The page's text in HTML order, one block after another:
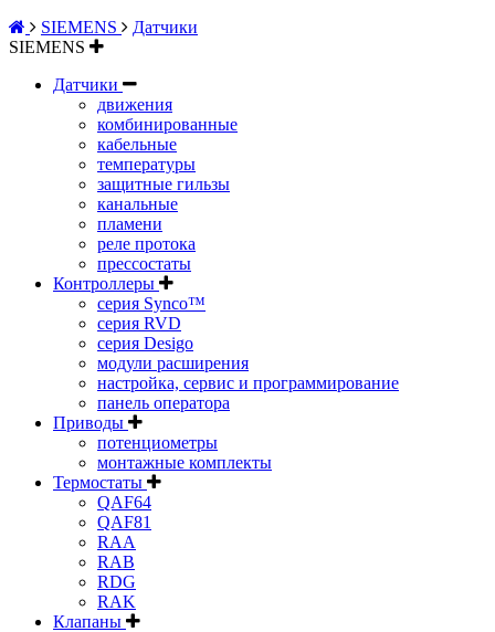
SIEMENS
Датчики
SIEMENS
Датчики
движения
комбинированные
кабельные
температуры
защитные гильзы
канальные
пламени
реле протока
прессостаты
Контроллеры
серия Synco™
серия RVD
серия Desigo
модули расширения
настройка, сервис и программирование
панель оператора
Приводы
потенциометры
монтажные комплекты
Термостаты
QAF64
QAF81
RAA
RAB
RDG
RAK
Клапаны